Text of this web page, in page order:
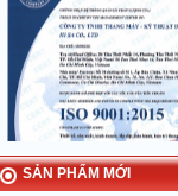
SẢN PHẨM MỚI
HISA ELEVATOR -
transport